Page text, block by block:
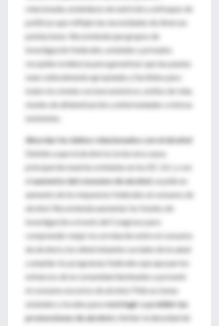
relacionada, estándares de nutrición y enfoques de
políticas que reflejen las necesidades de diversas
poblaciones. Recomienda que grupos de
investigación federales, estatales y privados
recopilen evidencia para garantizar que las pautas
sean culturalmente apropiadas y factibles para
todos los niveles socioeconómicos, estilos de vida,
niveles de alfabetización y enfermedades crónicas
existentes.
Abordar los daños relacionados con el alcohol
Debido a que el alcohol es la tercera causa
principal de muertes evitables en los EE. UU. y con
elaumento del consumo de alcohol , se pide un
aumento de los impuestos federales al consumo de
alcohol. Recomienda aumentar los fondos de
investigación a través del Congreso para
comprender mejor la correlación entre el consumo
de alcohol y los determinantes sociales de la salud
y ampliar los programas federales que apoyan los
esfuerzos de la comunidad destinados a prevenir
el consumo excesivo de alcohol. Pide acciones
estatales y locales pararestringir o prohibir las
promociones de alcoholy limitar la densidad de